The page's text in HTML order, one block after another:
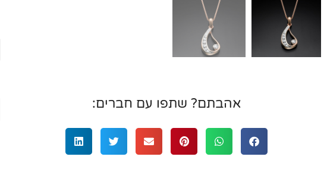
אהבתם? שתפו עם חברים: